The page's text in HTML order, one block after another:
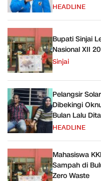
HEADLINE
Bupati Sinjai
Nasional XII
Sinjai
Pelangsir
Dibekingi
Bulan Lalu
HEADLINE
Mahasiswa
Sampah di
Zero Waste